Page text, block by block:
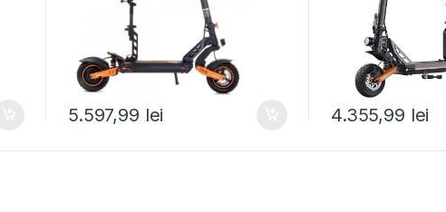
5.597,99 lei 4.355,99 lei